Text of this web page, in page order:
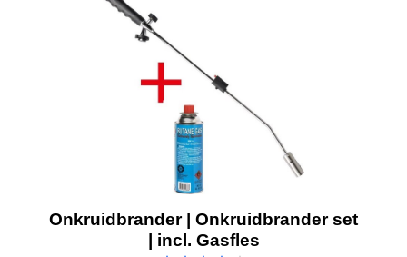
Onkruidbrander | Onkruidbrander set
| incl. Gasfles